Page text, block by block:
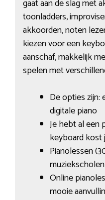
gaat aan de slag met
toonladders,
akkoorden, noten
kiezen voor een
aanschaf, makkelijk
spelen met
De opties zijn:
digitale piano
Je hebt al een
keyboard kost
Pianolessen
Online
mooie